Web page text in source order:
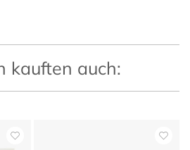
kauften auch: